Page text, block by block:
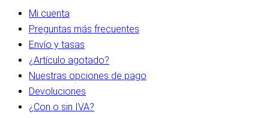
Mi cuenta
Preguntas más frecuentes
Envío y tasas
¿Artículo agotado?
Nuestras opciones de pago
Devoluciones
¿Con o sin IVA?